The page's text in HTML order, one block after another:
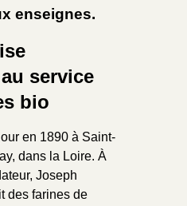
enseignes.
service
bio
en 1890 à Saint-
dans la Loire. À
Joseph
des farines de